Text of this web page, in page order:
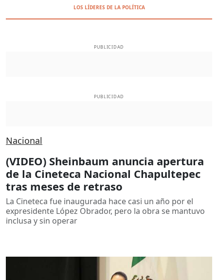
LOS LÍDERES DE LA POLÍTICA
PUBLICIDAD
PUBLICIDAD
Nacional
(VIDEO) Sheinbaum anuncia apertura
de la Cineteca Nacional Chapultepec
tras meses de retraso
La Cineteca fue inaugurada hace casi un año por el
expresidente López Obrador, pero la obra se mantuvo
inclusa y sin operar